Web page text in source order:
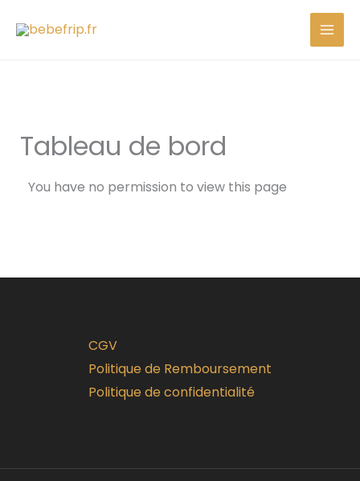
Tableau de bord
You have no permission to view this page
CGV
Politique de Remboursement
Politique de confidentialité